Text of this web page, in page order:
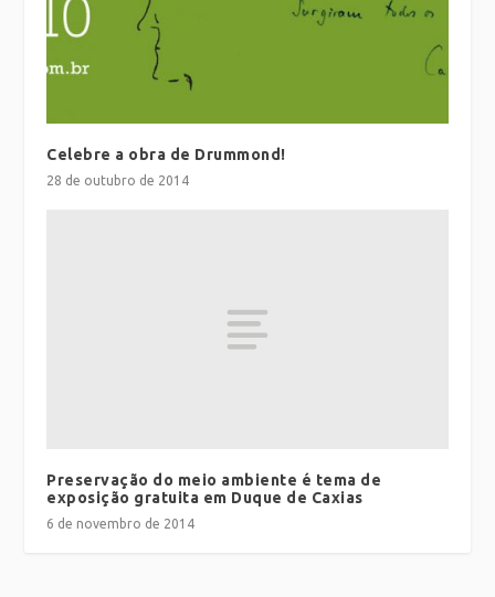
Celebre a obra de Drummond!
28 de outubro de 2014
Preservação do meio ambiente é tema de
exposição gratuita em Duque de Caxias
6 de novembro de 2014